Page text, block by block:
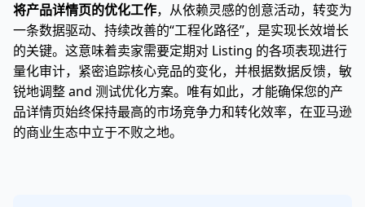
将产品详情页的优化工作，从依赖灵感的创意活动，转变为
一条数据驱动、持续改善的“工程化路径”，是实现长效增长
的关键。这意味着卖家需要定期对 Listing 的各项表现进行
量化审计，紧密追踪核心竞品的变化，并根据数据反馈，敏
锐地调整 and 测试优化方案。唯有如此，才能确保您的产
品详情页始终保持最高的市场竞争力和转化效率，在亚马逊
的商业生态中立于不败之地。